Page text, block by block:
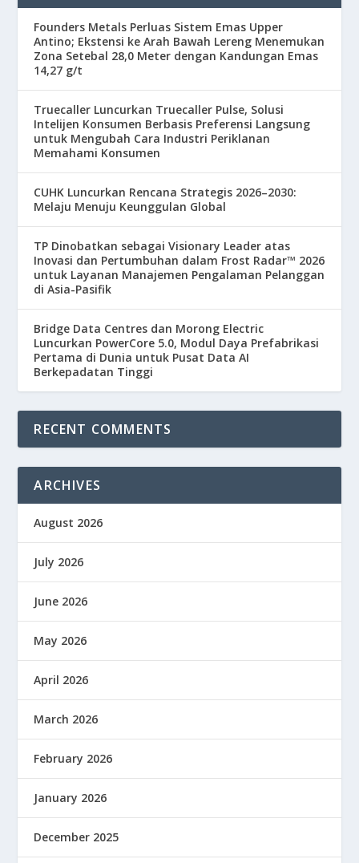
Founders Metals Perluas Sistem Emas Upper
Antino; Ekstensi ke Arah Bawah Lereng Menemukan
Zona Setebal 28,0 Meter dengan Kandungan Emas
14,27 g/t
Truecaller Luncurkan Truecaller Pulse, Solusi
Intelijen Konsumen Berbasis Preferensi Langsung
untuk Mengubah Cara Industri Periklanan
Memahami Konsumen
CUHK Luncurkan Rencana Strategis 2026–2030:
Melaju Menuju Keunggulan Global
TP Dinobatkan sebagai Visionary Leader atas
Inovasi dan Pertumbuhan dalam Frost Radar™ 2026
untuk Layanan Manajemen Pengalaman Pelanggan
di Asia-Pasifik
Bridge Data Centres dan Morong Electric
Luncurkan PowerCore 5.0, Modul Daya Prefabrikasi
Pertama di Dunia untuk Pusat Data AI
Berkepadatan Tinggi
RECENT COMMENTS
ARCHIVES
August 2026
July 2026
June 2026
May 2026
April 2026
March 2026
February 2026
January 2026
December 2025